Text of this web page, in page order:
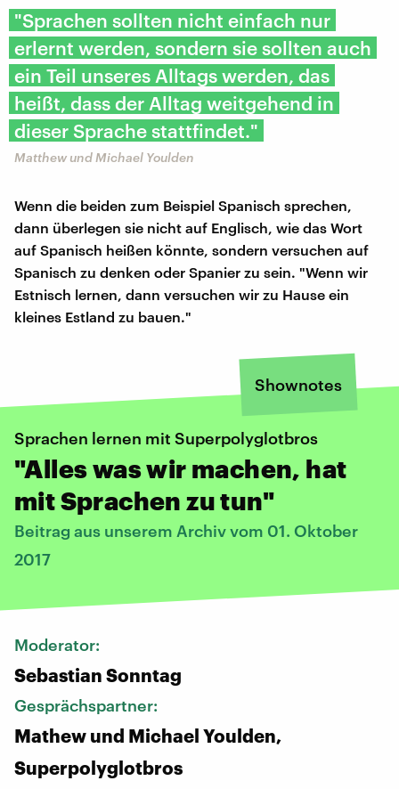
"Sprachen sollten nicht einfach nur
erlernt werden, sondern sie sollten auch
ein Teil unseres Alltags werden, das
heißt, dass der Alltag weitgehend in
dieser Sprache stattfindet."
Matthew und Michael Youlden
Wenn die beiden zum Beispiel Spanisch sprechen,
dann überlegen sie nicht auf Englisch, wie das Wort
auf Spanisch heißen könnte, sondern versuchen auf
Spanisch zu denken oder Spanier zu sein. "Wenn wir
Estnisch lernen, dann versuchen wir zu Hause ein
kleines Estland zu bauen."
Shownotes
Sprachen lernen mit Superpolyglotbros
"Alles was wir machen, hat
mit Sprachen zu tun"
Beitrag aus unserem Archiv vom 01. Oktober
2017
Moderator:
Sebastian Sonntag
Gesprächspartner:
Mathew und Michael Youlden,
Superpolyglotbros